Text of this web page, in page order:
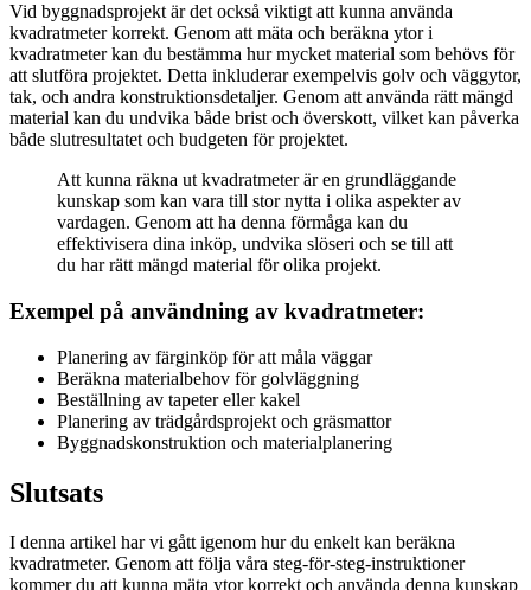
Vid byggnadsprojekt är det också viktigt att kunna använda
kvadratmeter korrekt. Genom att mäta och beräkna ytor i
kvadratmeter kan du bestämma hur mycket material som behövs för
att slutföra projektet. Detta inkluderar exempelvis golv och väggytor,
tak, och andra konstruktionsdetaljer. Genom att använda rätt mängd
material kan du undvika både brist och överskott, vilket kan påverka
både slutresultatet och budgeten för projektet.
Att kunna räkna ut kvadratmeter är en grundläggande
kunskap som kan vara till stor nytta i olika aspekter av
vardagen. Genom att ha denna förmåga kan du
effektivisera dina inköp, undvika slöseri och se till att
du har rätt mängd material för olika projekt.
Exempel på användning av kvadratmeter:
Planering av färginköp för att måla väggar
Beräkna materialbehov för golvläggning
Beställning av tapeter eller kakel
Planering av trädgårdsprojekt och gräsmattor
Byggnadskonstruktion och materialplanering
Slutsats
I denna artikel har vi gått igenom hur du enkelt kan beräkna
kvadratmeter. Genom att följa våra steg-för-steg-instruktioner
kommer du att kunna mäta ytor korrekt och använda denna kunskap